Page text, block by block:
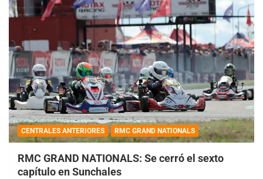
CENTRALES ANTERIORES RMC GRAND NATIONALS
RMC GRAND NATIONALS: Se cerró el sexto
capítulo en Sunchales